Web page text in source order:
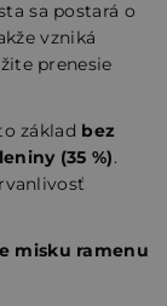
sa postará o
vzniká
prenesie
základ bez
(35 %).
misku ramenu